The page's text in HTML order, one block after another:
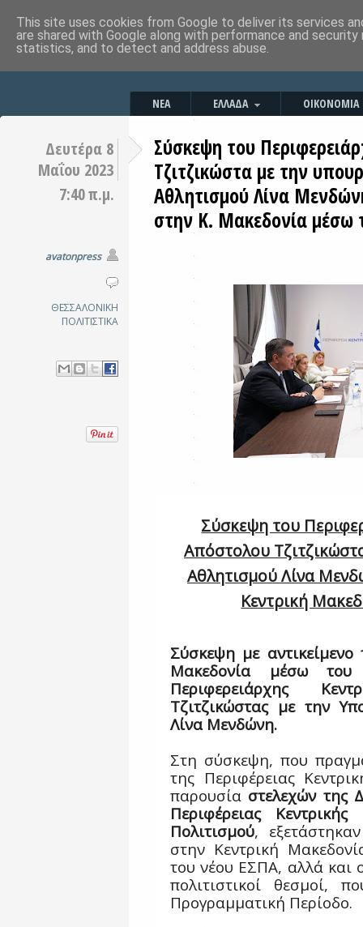
ΝΕΑ ΕΛΛΑΔΑ ΟΙΚΟΝΟΜΙΑ
Δευτέρα 8
Μαΐου 2023
7:40 π.μ.
avatonpress
ΘΕΣΣΑΛΟΝΙΚΗ
ΠΟΛΙΤΙΣΤΙΚΑ
Σύσκεψη του
Τζιτζικώστα με την
Αθλητισμού Λίνα
στην Κ. Μακεδονία μέσω
Σύσκεψη του
Απόστολου
Αθλητισμού Λίνα
Κεντρική
Σύσκεψη με
Μακεδονία μέσω
Περιφερειάρχης
Τζιτζικώστας με την
Λίνα Μενδώνη.
Στη σύσκεψη, που
της Περιφέρειας
παρουσία στελεχών της
Περιφέρειας
Πολιτισμού,
στην Κεντρική
του νέου ΕΣΠΑ, αλλά και
πολιτιστικοί θεσμοί,
Προγραμματική Περίοδο.
This site uses cookies from Google to deliver its services
are shared with Google along with performance and
statistics, and to detect and address abuse.